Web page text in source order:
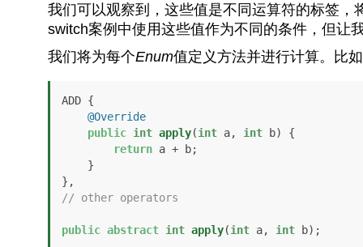
我们可以观察到，这些值是不同运算符的标签
switch案例中使用这些值作为不同的条件，但让
我们将为每个Enum值定义方法并进行计算。比
ADD {
@Override
public int apply(int a, int b)
{
return a + b;
// other operators
public abstract int apply(int a, int b) ;